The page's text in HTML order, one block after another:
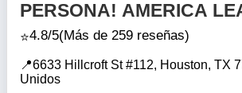
PERSONA! AMERICA
CENTER EN HOUSTON
4.8/5(Más de 259 reseñas)
6633 Hillcroft St #112, Houston, TX
Unidos